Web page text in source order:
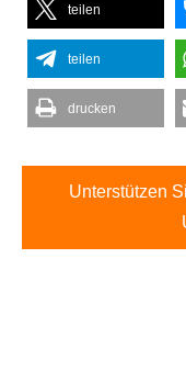
teilen
teilen
drucken
Unterstützen